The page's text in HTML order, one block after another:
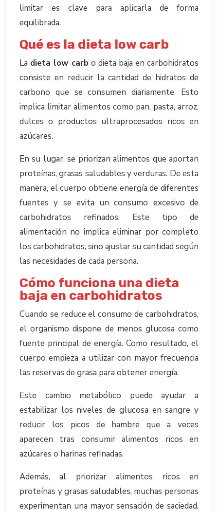
limitar es clave para aplicarla de forma
equilibrada.
Qué es la dieta low carb
La dieta low carb o dieta baja en carbohidratos
consiste en reducir la cantidad de hidratos de
carbono que se consumen diariamente. Esto
implica limitar alimentos como pan, pasta, arroz,
dulces o productos ultraprocesados ricos en
azúcares.
En su lugar, se priorizan alimentos que aportan
proteínas, grasas saludables y verduras. De esta
manera, el cuerpo obtiene energía de diferentes
fuentes y se evita un consumo excesivo de
carbohidratos refinados. Este tipo de
alimentación no implica eliminar por completo
los carbohidratos, sino ajustar su cantidad según
las necesidades de cada persona.
Cómo funciona una dieta
baja en carbohidratos
Cuando se reduce el consumo de carbohidratos,
el organismo dispone de menos glucosa como
fuente principal de energía. Como resultado, el
cuerpo empieza a utilizar con mayor frecuencia
las reservas de grasa para obtener energía.
Este cambio metabólico puede ayudar a
estabilizar los niveles de glucosa en sangre y
reducir los picos de hambre que a veces
aparecen tras consumir alimentos ricos en
azúcares o harinas refinadas.
Además, al priorizar alimentos ricos en
proteínas y grasas saludables, muchas personas
experimentan una mayor sensación de saciedad,